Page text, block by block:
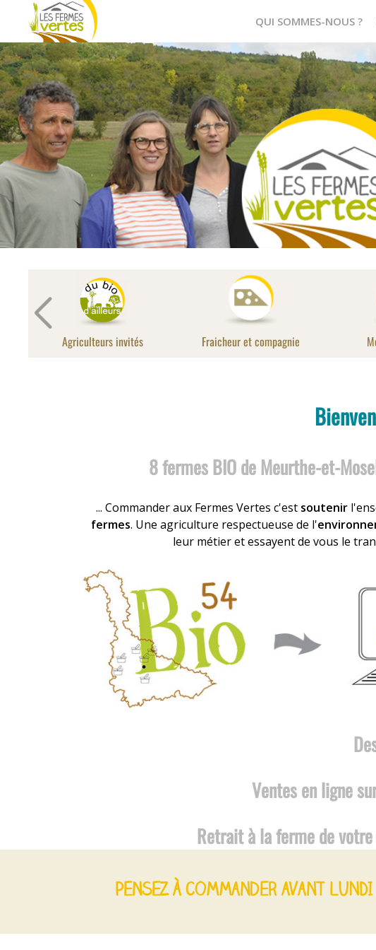
Vertes
QUI SOMMES-NOUS ?
Agriculteurs invités Fraicheur et compagnie
8 fermes BIO de Meurthe-et-
... Commander aux Fermes Vertes c'est soutenir
fermes. Une agriculture respectueuse de l'
leur métier et essayent de vous le
Ventes en ligne
Retrait à la ferme de
Pensez à commander avant